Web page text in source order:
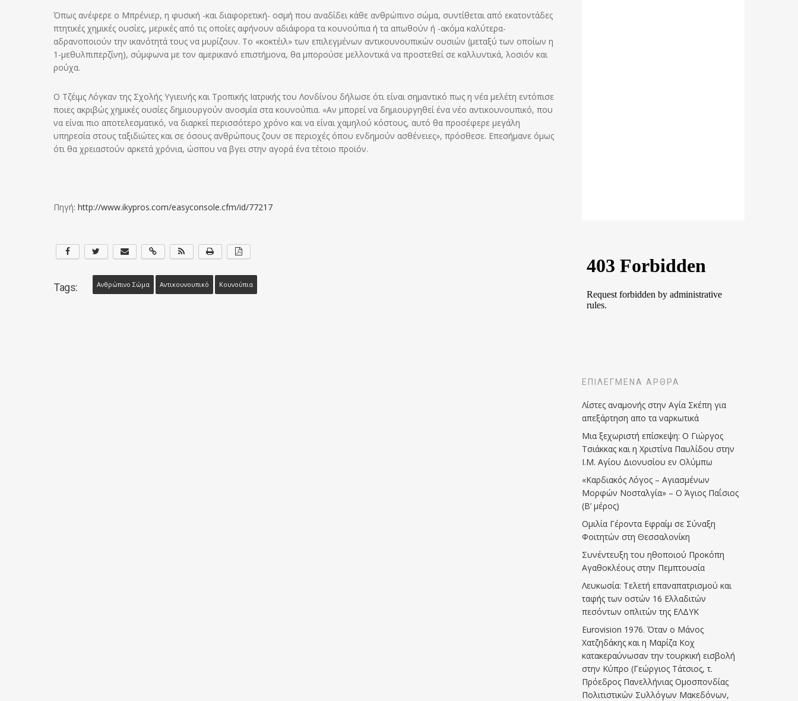
Όπως ανέφερε ο Μπρένιερ, η φυσική -και διαφορετική- οσμή που αναδίδει κάθε ανθρώπινο σώμα, συντίθεται από εκατοντάδες
πτητικές χημικές ουσίες, μερικές από τις οποίες αφήνουν αδιάφορα τα κουνούπια ή τα απωθούν ή -ακόμα καλύτερα-
αδρανοποιούν την ικανότητά τους να μυρίζουν. Το «κοκτέιλ» των επιλεγμένων αντικουνουπικών ουσιών (μεταξύ των οποίων η
1-μεθυλπιπερζίνη), σύμφωνα με τον αμερικανό επιστήμονα, θα μπορούσε μελλοντικά να προστεθεί σε καλλυντικά, λοσιόν και
ρούχα.
Ο Τζέιμς Λόγκαν της Σχολής Υγιεινής και Τροπικής Ιατρικής του Λονδίνου δήλωσε ότι είναι σημαντικό πως η νέα μελέτη εντόπισε
ποιες ακριβώς χημικές ουσίες δημιουργούν ανοσμία στα κουνούπια. «Αν μπορεί να δημιουργηθεί ένα νέο αντικουνουπικό, που
να είναι πιο αποτελεσματικό, να διαρκεί περισσότερο χρόνο και να είναι χαμηλού κόστους, αυτό θα προσέφερε μεγάλη
υπηρεσία στους ταξιδιώτες και σε όσους ανθρώπους ζουν σε περιοχές όπου ενδημούν ασθένειες», πρόσθεσε. Επεσήμανε όμως
ότι θα χρειαστούν αρκετά χρόνια, ώσπου να βγει στην αγορά ένα τέτοιο προϊόν.
Πηγή: http://www.ikypros.com/easyconsole.cfm/id/77217
Tags: Ανθρώπινο Σώμα Αντικουνουπικό Κουνούπια
ΕΠΙΛΕΓΜΈΝΑ ΆΡΘΡΑ
Λίστες αναμονής στην Αγία Σκέπη για
απεξάρτηση απο τα ναρκωτικά
Μια ξεχωριστή επίσκεψη: Ο Γιώργος
Τσιάκκας και η Χριστίνα Παυλίδου στην
Ι.Μ. Αγίου Διονυσίου εν Ολύμπω
«Καρδιακός Λόγος – Αγιασμένων
Μορφών Νοσταλγία» – Ο Άγιος Παΐσιος
(Β’ μέρος)
Ομιλία Γέροντα Εφραίμ σε Σύναξη
Φοιτητών στη Θεσσαλονίκη
Συνέντευξη του ηθοποιού Προκόπη
Αγαθοκλέους στην Πεμπτουσία
Λευκωσία: Τελετή επαναπατρισμού και
ταφής των οστών 16 Ελλαδιτών
πεσόντων οπλιτών της ΕΛΔΥΚ
Eurovision 1976. Όταν ο Μάνος
Χατζηδάκης και η Μαρίζα Κοχ
κατακεραύνωσαν την τουρκική εισβολή
στην Κύπρο (Γεώργιος Τάτσιος, τ.
Πρόεδρος Πανελλήνιας Ομοσπονδίας
Πολιτιστικών Συλλόγων Μακεδόνων,